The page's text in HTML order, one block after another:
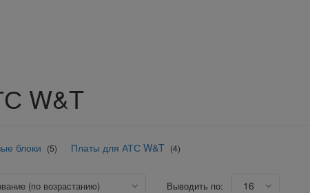
W&T
блоки (5) Платы для АТС W&T (4)
(по возрастанию) Выводить по: 16